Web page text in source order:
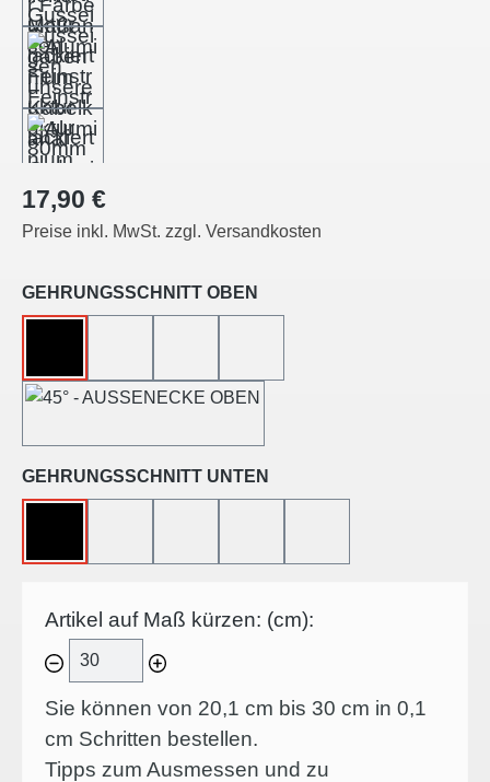
Regulärer Preis:
17,90 €
Preise inkl. MwSt. zzgl. Versandkosten
GEHRUNGSSCHNITT OBEN
GEHRUNGSSCHNITT UNTEN
Artikel auf Maß kürzen: (cm):
Sie können von 20,1 cm bis 30 cm in 0,1
cm Schritten bestellen.
Tipps zum Ausmessen und zu